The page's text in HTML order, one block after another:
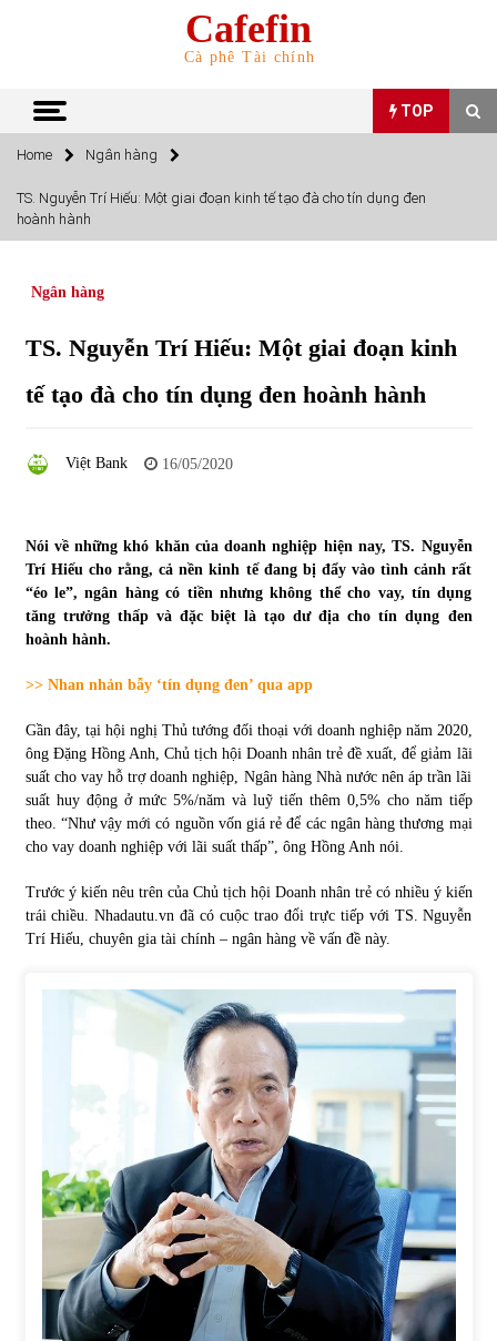
Cafefin
Cà phê Tài chính
TOP
TOP
Top 10 mặt hàng Việt Nam nhập khẩu nhiều nhất tháng
5/2022
5/2022
Tự doanh ngày 3.6.2022: CTCK mua ròng 28,7 tỷ đồng
06/06/2022
Bất ổn từ các cuộc đấu giá đất ở Thanh Hoá
31/05/2022
Tiền gửi vào ngân hàng tiếp tục tăng mạnh
S&P Ratings cập nhật xếp hạng tín nhiệm của
Chứng khoán ngày 30/5/2022: Top 10 cổ phiếu nổi bật
31/05/2022
Phân tích giá tiền điện tử sau ngày thị trường lập kỷ lục
vốn hóa
09/11/2021
Chứng khoán ngày 12/10/2021: Top 10 cổ phiếu nổi bật
13/10/2021
Home Ngân hàng
TS. Nguyễn Trí Hiếu: Một giai đoạn kinh tế tạo đà cho tín dụng đen
hoành hành
Ngân hàng
TS. Nguyễn Trí Hiếu: Một giai đoạn kinh
tế tạo đà cho tín dụng đen hoành hành
Việt Bank 16/05/2020
Nói về những khó khăn của doanh nghiệp hiện nay, TS. Nguyễn
Trí Hiếu cho rằng, cả nền kinh tế đang bị đẩy vào tình cảnh rất
“éo le”, ngân hàng có tiền nhưng không thể cho vay, tín dụng
tăng trưởng thấp và đặc biệt là tạo dư địa cho tín dụng đen
hoành hành.
>> Nhan nhản bẫy ‘tín dụng đen’ qua app
Gần đây, tại hội nghị Thủ tướng đối thoại với doanh nghiệp năm 2020,
ông Đặng Hồng Anh, Chủ tịch hội Doanh nhân trẻ đề xuất, để giảm lãi
suất cho vay hỗ trợ doanh nghiệp, Ngân hàng Nhà nước nên áp trần lãi
suất huy động ở mức 5%/năm và luỹ tiến thêm 0,5% cho năm tiếp
theo. “Như vậy mới có nguồn vốn giá rẻ để các ngân hàng thương mại
cho vay doanh nghiệp với lãi suất thấp”, ông Hồng Anh nói.
Trước ý kiến nêu trên của Chủ tịch hội Doanh nhân trẻ có nhiều ý kiến
trái chiều. Nhadautu.vn đã có cuộc trao đổi trực tiếp với TS. Nguyễn
Trí Hiếu, chuyên gia tài chính – ngân hàng về vấn đề này.